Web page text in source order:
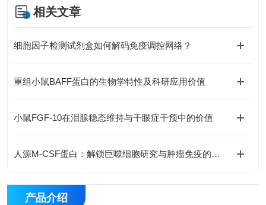
相关文章
细胞因子检测试剂盒如何解码免疫调控网络？
重组小鼠BAFF蛋白的生物学特性及科研应用价值
小鼠FGF-10在泪腺稳态维持与干眼症干预中的价值
人源M-CSF蛋白：解锁巨噬细胞研究与肿瘤免疫的科研密钥
产品介绍